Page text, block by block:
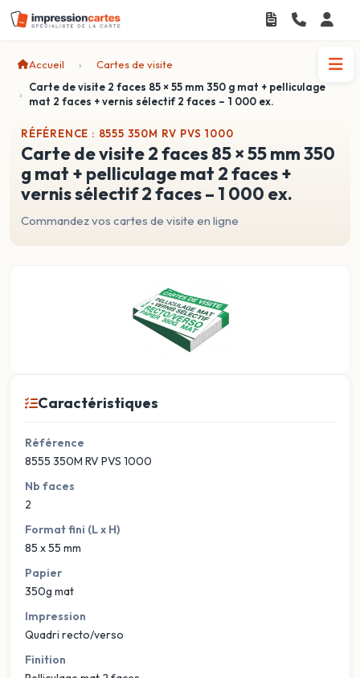
Accueil
Cartes de visite
Carte de visite 2 faces 85 × 55 mm 350 g mat + pelliculage
mat 2 faces + vernis sélectif 2 faces – 1 000 ex.
RÉFÉRENCE : 8555 350M RV PVS 1000
carte de visite 2 faces 85 × 55 mm 350
g mat + pelliculage mat 2 faces +
vernis sélectif 2 faces – 1 000 ex.
Commandez vos cartes de visite en ligne
Caractéristiques
Référence
8555 350M RV PVS 1000
Nb faces
2
Format fini (L x H)
85 x 55 mm
Papier
350g mat
Impression
Quadri recto/verso
Finition